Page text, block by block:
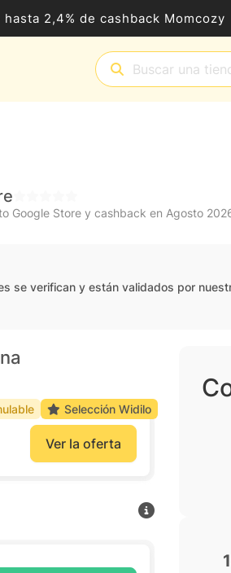
2,4% de cashback Momcozy
Google Store y cashback en Agosto
se verifican y están validados por
Ver la oferta
Selección Widilo